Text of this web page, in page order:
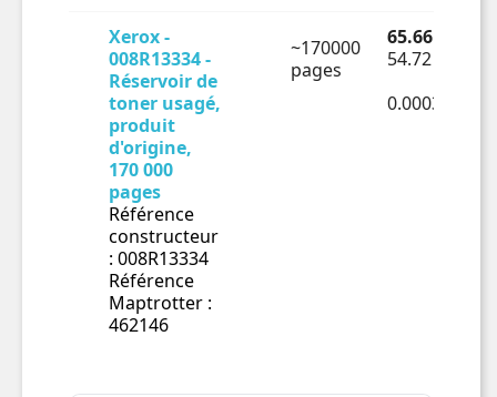
Xerox -
008R13334 -
Réservoir de
toner usagé,
produit
d'origine,
170 000
pages
Référence
constructeur
: 008R13334
Référence
Maptrotter :
462146
~170000
pages
65.66 € TTC
54.72 € HT
0.00032€